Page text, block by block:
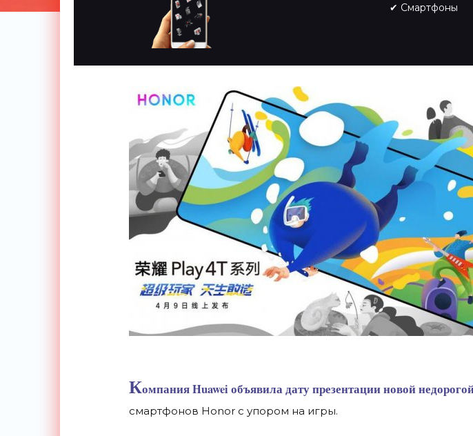
✔ Смартфоны
Компания Huawei объявила дату презентации новой
смартфонов Honor с упором на игры.